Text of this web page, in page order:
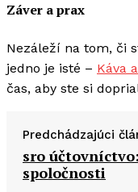
Záver a prax
Nezáleží na tom, či
jedno je isté – Káva
čas, aby ste si
Predchádzajúci
sro
spoločnosti